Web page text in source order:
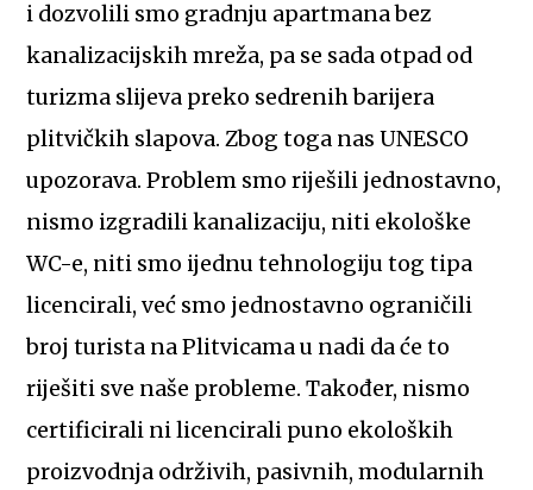
i dozvolili smo gradnju apartmana bez
kanalizacijskih mreža, pa se sada otpad od
turizma slijeva preko sedrenih barijera
plitvičkih slapova. Zbog toga nas UNESCO
upozorava. Problem smo riješili jednostavno,
nismo izgradili kanalizaciju, niti ekološke
WC-e, niti smo ijednu tehnologiju tog tipa
licencirali, već smo jednostavno ograničili
broj turista na Plitvicama u nadi da će to
riješiti sve naše probleme. Također, nismo
certificirali ni licencirali puno ekoloških
proizvodnja održivih, pasivnih, modularnih